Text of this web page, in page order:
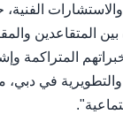
المتقاعدين
المتراكمة
والتطويرية في